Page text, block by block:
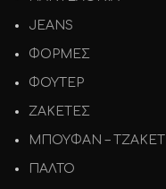
JEANS
ΦΟΡΜΕΣ
ΦΟΥΤΕΡ
ΖΑΚΕΤΕΣ
ΜΠΟΥΦΑΝ – ΤΖΑΚΕΤ
ΠΑΛΤΟ